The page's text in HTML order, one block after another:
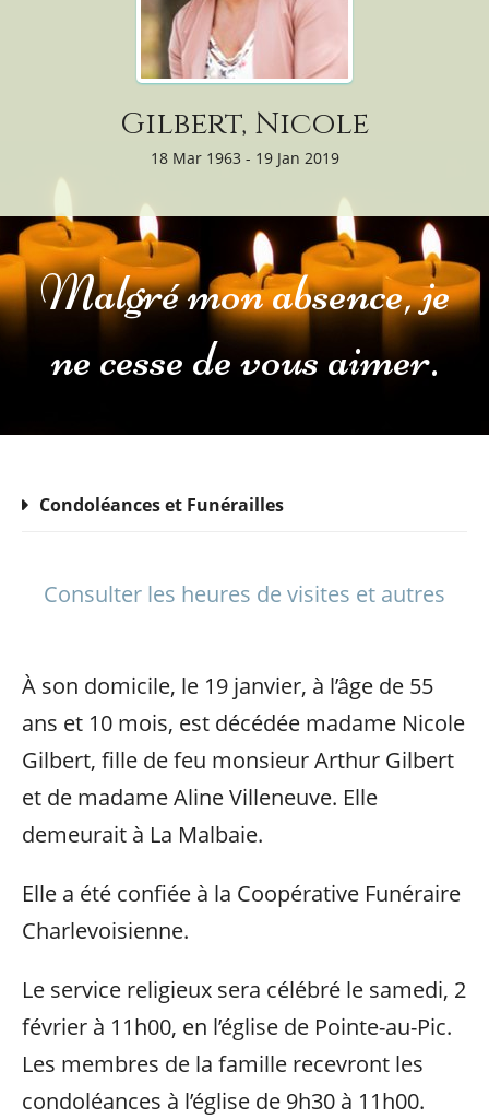
Gilbert, Nicole
18 Mar 1963 - 19 Jan 2019
Malgré mon absence, je
ne cesse de vous aimer.
Condoléances et Funérailles
Consulter les heures de visites et autres
À son domicile, le 19 janvier, à l’âge de 55
ans et 10 mois, est décédée madame Nicole
Gilbert, fille de feu monsieur Arthur Gilbert
et de madame Aline Villeneuve. Elle
demeurait à La Malbaie.
Elle a été confiée à la Coopérative Funéraire
Charlevoisienne.
Le service religieux sera célébré le samedi, 2
février à 11h00, en l’église de Pointe-au-Pic.
Les membres de la famille recevront les
condoléances à l’église de 9h30 à 11h00.